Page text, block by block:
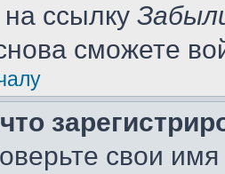
ссылку
сможете
свои